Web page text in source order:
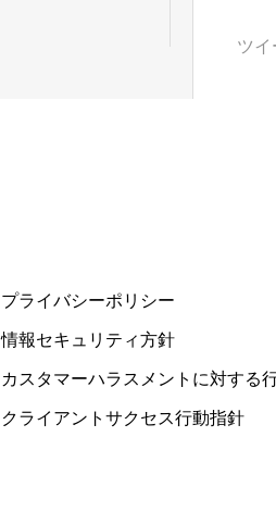
ツイ
プライバシーポリシー
情報セキュリティ方針
カスタマーハラスメントに対する
クライアントサクセス行動指針